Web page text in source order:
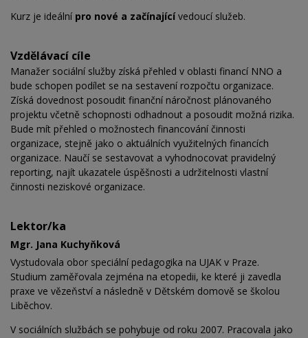
Kurz je ideální pro nové a začínajícívedoucí služeb.
Vzdělávací cíle
Manažer sociální služby získá přehled v oblasti financí NNO a
bude schopen podílet se na sestavení rozpočtu organizace.
Získá dovednost posoudit finanční náročnost plánovaného
projektu včetně schopnosti odhadnout a posoudit možná rizika.
Bude mít přehled o možnostech financování činnosti
organizace, stejně jako o aktuálních využitelných financích
organizace. Naučí se sestavovat a vyhodnocovat pravidelný
reporting, najít ukazatele úspěšnosti a udržitelnosti vlastní
činnosti neziskové organizace.
Lektor/ka
Mgr. Jana Kuchyňková
Vystudovala obor speciální pedagogika na UJAK v Praze.
Studium zaměřovala zejména na etopedii, ke které ji zavedla
praxe ve vězeňství a následně v Dětském domově se školou
Liběchov.
V sociálních službách se pohybuje od roku 2007. Pracovala jako